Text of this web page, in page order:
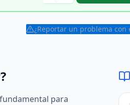
¿Reportar un problema con
para